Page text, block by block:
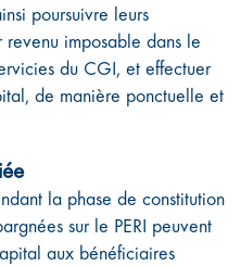
poursuivre leurs
imposable dans le
du CGI, et effectuer
de manière ponctuelle et
la phase de constitution
sur le PERI peuvent
aux bénéficiaires